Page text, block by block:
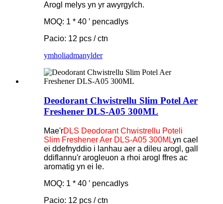
Arogl melys yn yr awyrgylch.
MOQ: 1 * 40 ′ pencadlys
Pacio: 12 pcs / ctn
ymholiadmanylder
Deodorant Chwistrellu Slim Potel Aer
Freshener DLS-A05 300ML
Mae'rDLS Deodorant Chwistrellu Poteli
Slim Freshener Aer DLS-A05 300MLyn cael
ei ddefnyddio i lanhau aer a dileu arogl, gall
ddiflannu'r arogleuon a rhoi arogl ffres ac
aromatig yn ei le.
MOQ: 1 * 40 ′ pencadlys
Pacio: 12 pcs / ctn